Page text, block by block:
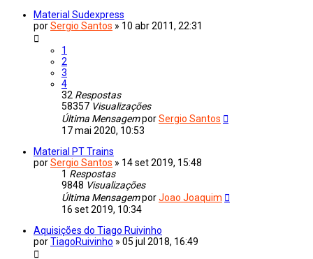
Material Sudexpress
porSergio Santos » 10 abr 2011, 22:31
1
2
3
4
32 Respostas
58357 Visualizações
Última MensagemporSergio Santos
17 mai 2020, 10:53
Material PT Trains
porSergio Santos » 14 set 2019, 15:48
1 Respostas
9848 Visualizações
Última MensagemporJoao Joaquim
16 set 2019, 10:34
Aquisições do Tiago Ruivinho
porTiagoRuivinho » 05 jul 2018, 16:49